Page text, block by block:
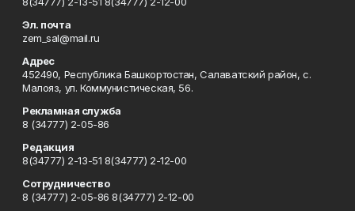
Эл. почта
zem_sal@mail.ru
Адрес
452490, Республика Башкортостан, Салаватский район, с.
Малояз, ул. Коммунистическая, 56.
Рекламная служба
8 (34777) 2-05-86
Редакция
8(34777) 2-13-51 8(34777) 2-12-00
Сотрудничество
8 (34777) 2-05-86 8(34777) 2-12-00